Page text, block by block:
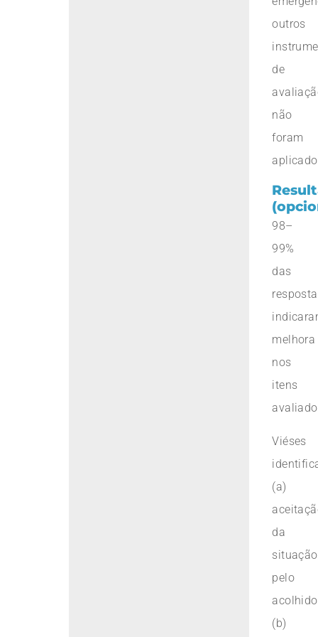
outros
de
não
foram
98–
99%
das
melhora
nos
itens
Viéses
(a)
da
situação
pelo
(b)